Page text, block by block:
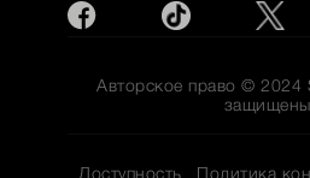
Авторское право © 2024
Доступность
Политика